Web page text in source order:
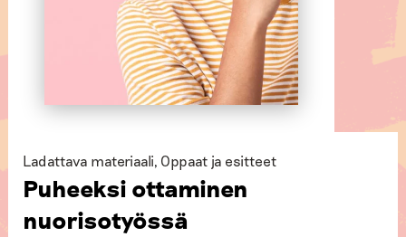
Ladattava materiaali, Oppaat ja esitteet
Puheeksi ottaminen
nuorisotyössä